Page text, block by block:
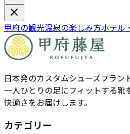
甲府の観光温泉の楽しみ方ホテル
日本発のカスタムシューズブラ
一人ひとりの足にフィットする靴
快適さをお届けします。
カテゴリー